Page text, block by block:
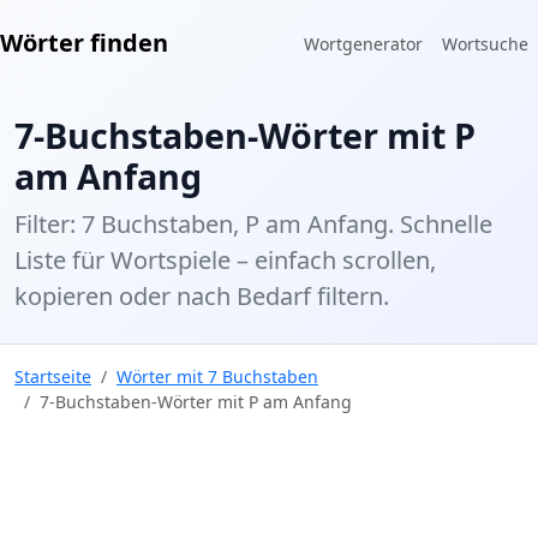
Wörter finden Wortgenerator Wortsuche
7-Buchstaben-Wörter mit P
am Anfang
Filter: 7 Buchstaben, P am Anfang. Schnelle
Liste für Wortspiele – einfach scrollen,
kopieren oder nach Bedarf filtern.
Startseite
Wörter mit 7 Buchstaben
7-Buchstaben-Wörter mit P am Anfang